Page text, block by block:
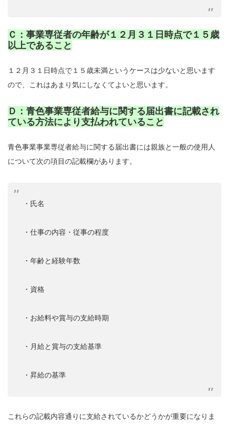
Ｃ：事業専従者の年齢が１２月３１日時点で１５歳
以上であること
１２月３１日時点で１５歳未満というケースは少ないと思います
ので、これはあまり気にしなくてよいと思います。
Ｄ：青色事業専従者給与に関する届出書に記載され
ている方法により支払われていること
青色事業事業専従者給与に関する届出書には親族と一般の使用人
について次の項目の記載欄があります。
・氏名
・仕事の内容・従事の程度
・年齢と経験年数
・資格
・お給料や賞与の支給時期
・月給と賞与の支給基準
・昇給の基準
これらの記載内容通りに支給されているかどうかが重要になりま